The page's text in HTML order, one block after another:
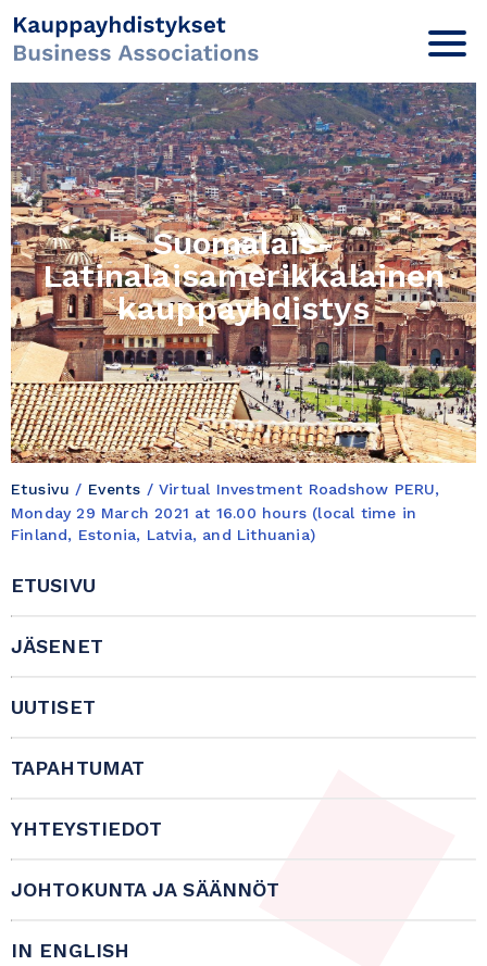
Suomalais-
Latinalaisamerikkalainen
kauppayhdistys
Etusivu / Events / Virtual Investment Roadshow PERU,
Monday 29 March 2021 at 16.00 hours (local time in
Finland, Estonia, Latvia, and Lithuania)
ETUSIVU
JÄSENET
UUTISET
TAPAHTUMAT
YHTEYSTIEDOT
JOHTOKUNTA JA SÄÄNNÖT
IN ENGLISH